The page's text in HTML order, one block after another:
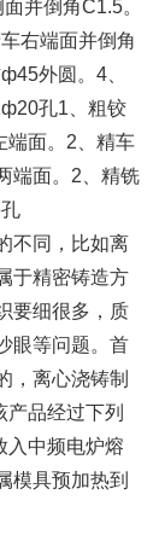
并倒角C1.5。
右端面并倒角
外圆。4、
孔1、粗铰
端面。2、精车
端面。2、精铣
不同，比如离
于精密铸造方
要细很多，质
等问题。 首
，离心浇铸制
品经过下列
中频电炉熔
模具预加热到